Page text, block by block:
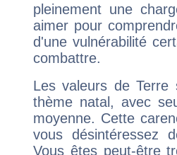
pleinement une
aimer pour
d'une vulnérabilité
combattre.
Les valeurs de Terre
thème natal, avec
moyenne. Cette
vous désintéressez
Vous êtes peut-être